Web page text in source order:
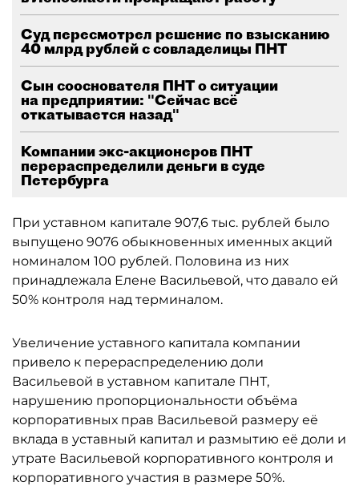
Суд пересмотрел решение по взысканию
40 млрд рублей с совладелицы ПНТ
Сын сооснователя ПНТ о ситуации
на предприятии: "Сейчас всё
откатывается назад"
Компании экс-акционеров ПНТ
перераспределили деньги в суде
Петербурга
При уставном капитале 907,6 тыс. рублей было
выпущено 9076 обыкновенных именных акций
номиналом 100 рублей. Половина из них
принадлежала Елене Васильевой, что давало ей
50% контроля над терминалом.
Увеличение уставного капитала компании
привело к перераспределению доли
Васильевой в уставном капитале ПНТ,
нарушению пропорциональности объёма
корпоративных прав Васильевой размеру её
вклада в уставный капитал и размытию её доли и
утрате Васильевой корпоративного контроля и
корпоративного участия в размере 50%.